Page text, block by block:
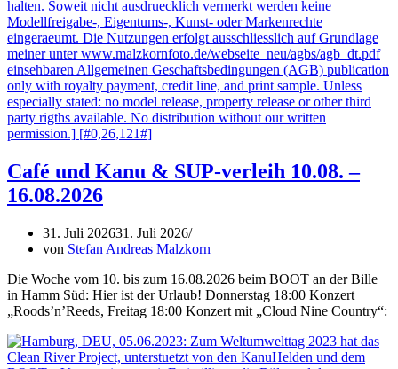
Café und Kanu & SUP-verleih 10.08. –
16.08.2026
31. Juli 202631. Juli 2026
von Stefan Andreas Malzkorn
Die Woche vom 10. bis zum 16.08.2026 beim BOOT an der Bille
in Hamm Süd: Hier ist der Urlaub! Donnerstag 18:00 Konzert
„Roods’n’Reeds, Freitag 18:00 Konzert mit „Cloud Nine Country“: